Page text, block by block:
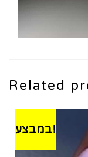
Related
במבצע!